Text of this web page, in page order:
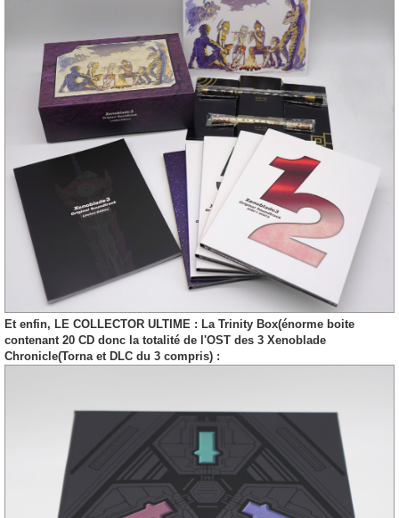
Et enfin, LE COLLECTOR ULTIME : La Trinity Box(énorme boite
contenant 20 CD donc la totalité de l'OST des 3 Xenoblade
Chronicle(Torna et DLC du 3 compris) :